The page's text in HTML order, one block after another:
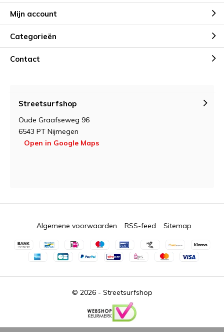
Mijn account
Categorieën
Contact
Streetsurfshop
Oude Graafseweg 96
6543 PT Nijmegen
Open in Google Maps
© 2026 - Streetsurfshop
Algemene voorwaarden RSS-feed Sitemap